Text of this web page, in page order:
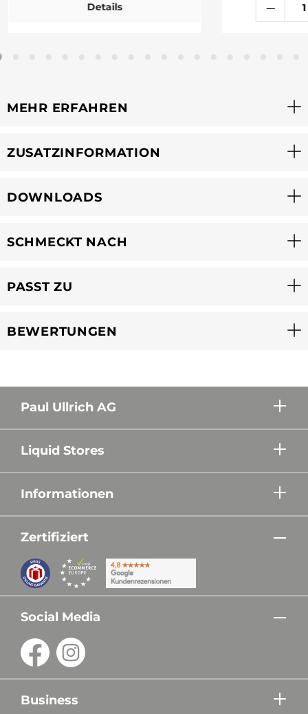
Details
MEHR ERFAHREN
ZUSATZINFORMATION
DOWNLOADS
SCHMECKT NACH
PASST ZU
BEWERTUNGEN
Paul Ullrich AG
Liquid Stores
Informationen
Zertifiziert
Social Media
Business